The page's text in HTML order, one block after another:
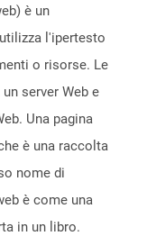
è un
l'ipertesto
o risorse. Le
server Web e
Una pagina
è una raccolta
nome di
è come una
in un libro.